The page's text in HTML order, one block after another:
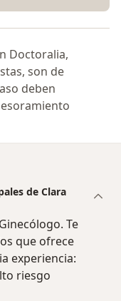
Doctoralia,
son de
deben
de Clara
Te
que ofrece
experiencia:
riesgo